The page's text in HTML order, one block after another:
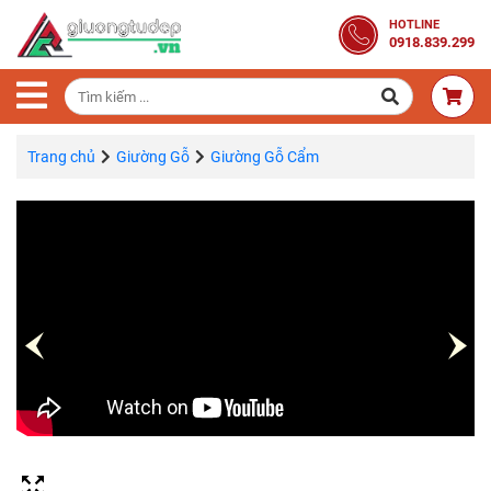
HOTLINE
0918.839.299
Trang
Chủ
Combo
Phòng
Ngủ
Nhiên
Trang
Trang chủ Giường Gỗ Giường Gỗ Cẩm